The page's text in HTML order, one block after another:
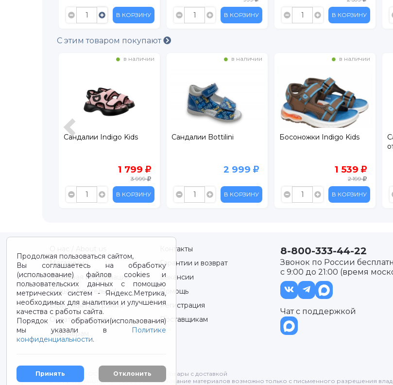
В КОРЗИНУ В КОРЗИНУ В КОРЗИНУ
С этим товаром покупают
в наличии
Сандалии Indigo Kids
1 799
3 999
В КОРЗИНУ
в наличии
Сандалии Bottilini
2 999
В КОРЗИНУ
в наличии
Босоножки Indigo Kids
1 539
2 199
В КОРЗИНУ
Продолжая пользоваться сайтом,
Вы соглашаетесь на обработку
(использование) файлов cookies и
пользовательских данных с помощью
метрических систем - Яндекс.Метрика,
необходимых для аналитики и улучшения
качества с работы сайта.
Порядок их обработки(использования)
мы указали в Политике
конфиденциальности.
Принять Отклонить
Контакты
Магазины
Гарантии и возврат
Правовая информация
Вакансии
Будьте бдительны!
Помощь
Бонусная программа
Регистрация
Оплата и доставка
Поставщикам
Партнерам
8-800-333-44-22
Звонок по России
с 9:00 до 21:00 (время
Чат с поддержкой
2012-2026 © ООО "ВОТОНЯ". Детские товары с доставкой
Все права защищены. Любое использование материалов возможно только с письменного разрешения